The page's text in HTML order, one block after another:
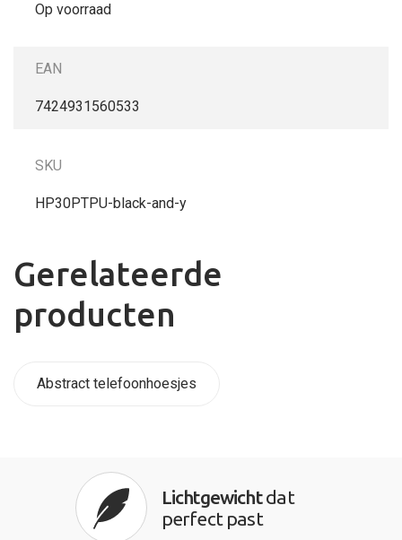
Op voorraad
EAN
7424931560533
SKU
HP30PTPU-black-and-y
Gerelateerde
producten
Abstract telefoonhoesjes
Lichtgewichtdat
perfect past